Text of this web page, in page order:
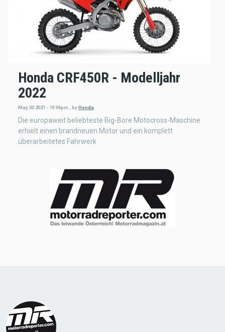
Honda CRF450R - Modelljahr
2022
May 30 2021 - 10:04pm byHonda
Die europaweit beliebteste Big-Bore Motocross-Maschine
erhielt einen brandneuen Motor und ein komplett
überarbeitetes Fahrwerk